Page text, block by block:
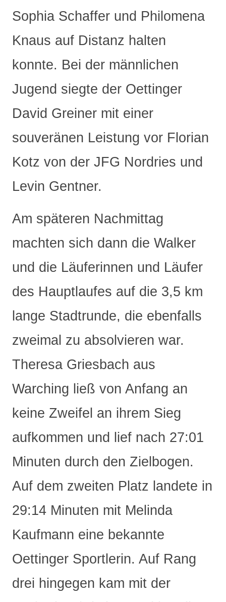
Sophia Schaffer und Philomena
Knaus auf Distanz halten
konnte. Bei der männlichen
Jugend siegte der Oettinger
David Greiner mit einer
souveränen Leistung vor Florian
Kotz von der JFG Nordries und
Levin Gentner.
Am späteren Nachmittag
machten sich dann die Walker
und die Läuferinnen und Läufer
des Hauptlaufes auf die 3,5 km
lange Stadtrunde, die ebenfalls
zweimal zu absolvieren war.
Theresa Griesbach aus
Warching ließ von Anfang an
keine Zweifel an ihrem Sieg
aufkommen und lief nach 27:01
Minuten durch den Zielbogen.
Auf dem zweiten Platz landete in
29:14 Minuten mit Melinda
Kaufmann eine bekannte
Oettinger Sportlerin. Auf Rang
drei hingegen kam mit der